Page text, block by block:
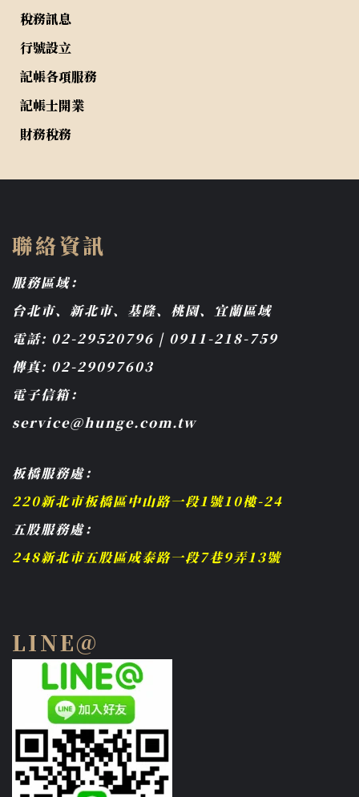
稅務訊息
行號設立
記帳各項服務
記帳士開業
財務稅務
聯絡資訊
服務區域：
台北市、新北市、基隆、桃園、宜蘭區域
電話: 02-29520796 | 0911-218-759
傳真: 02-29097603
電子信箱：
service@hunge.com.tw
板橋服務處：
220新北市板橋區中山路一段1號10樓-24
五股服務處：
248新北市五股區成泰路一段7巷9弄13號
LINE@